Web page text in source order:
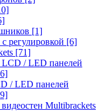
[1]
регулировкой [6]
[71]
LCD / LED панелей
/ LED панелей
Multibrackets